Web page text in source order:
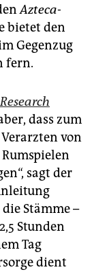
Azteca-
bietet den
Gegenzug
fern.
dass zum
von
sagt der
Stämme –
Stunden
Tag
dient